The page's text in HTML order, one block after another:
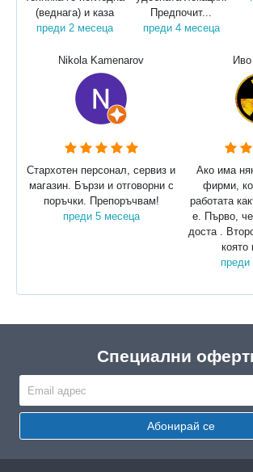
(веднага) и каза
преди 2 месеца
Предпочит...
преди 4 месеца
Nikola Kamenarov
Стархотен персонал, сервиз и
магазин. Бързи и отговорни с
поръчки. Препоръчвам!
преди 5 месеца
Ако има
фирми,
работата
е. Първо,
доста .
която
преди
Специални
Абонирай се